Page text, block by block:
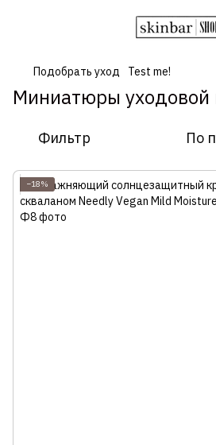
Подобрать уход Test me!
Миниатюры уходовой
Фильтр По
−18%